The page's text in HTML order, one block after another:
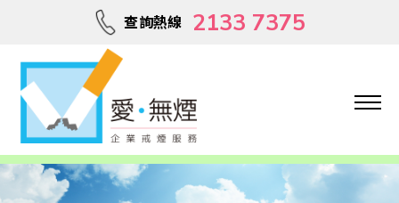
查詢熱線 2133 7375